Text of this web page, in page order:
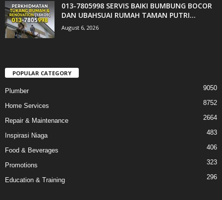
013-7805998 SERVIS BAIKI BUMBUNG BOCOR
DAN UBAHSUAI RUMAH TAMAN PUTRI...
August 6, 2026
POPULAR CATEGORY
Plumber 9050
Home Services 8752
Repair & Maintenance 2664
Inspirasi Niaga 483
Food & Beverages 406
Promotions 323
Education & Training 296